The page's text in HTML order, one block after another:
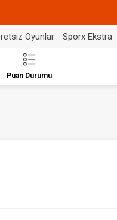
Oyunlar Sporx Ekstra
Puan Durumu